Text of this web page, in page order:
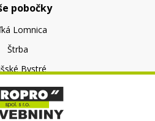
pobočky
Lomnica
Štrba
Bystré
O nás